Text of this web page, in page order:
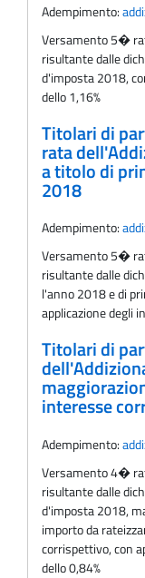
Adempimento:
Versamento 5�
risultante dalle
d'imposta 2018,
dello 1,16%
Titolari di
rata
a titolo di
2018
Adempimento:
Versamento 5�
risultante dalle
l'anno 2018 e di
applicazione degli
Titolari di
interesse
Adempimento:
Versamento 4�
risultante dalle
d'imposta 2018,
importo da
corrispettivo, con
dello 0,84%